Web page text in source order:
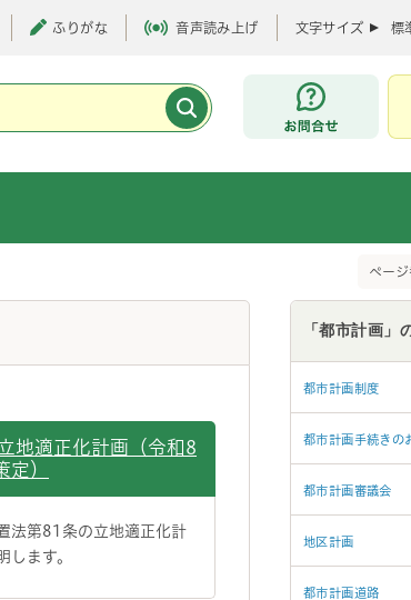
ふりがな 音声読み上げ 文字サイズ 標
お問合せ
ペー
地適正化計画（令和8
定）
法第81条の立地適正化計
します。
「都市計画」
都市計画制度
都市計画手続きの
都市計画審議会
地区計画
都市計画道路